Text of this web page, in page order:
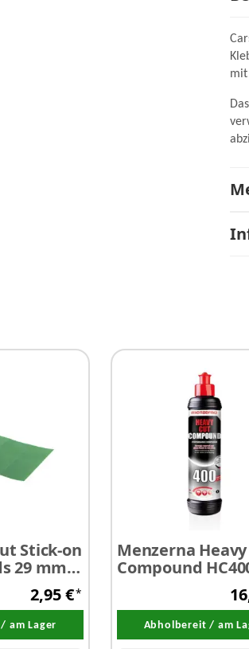
mit
Stick-on
29 mm x
grün
2,95 €*
am Lager
Menzerna
Compound
Schleifpaste 250
Abholbereit / am